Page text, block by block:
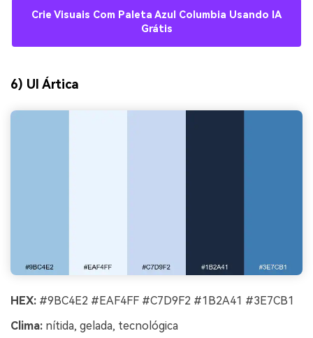
Crie Visuais Com Paleta Azul Columbia Usando IA
Grátis
6) UI Ártica
HEX: #9BC4E2 #EAF4FF #C7D9F2 #1B2A41 #3E7CB1
Clima: nítida, gelada, tecnológica